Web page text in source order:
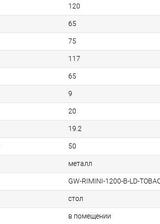
120
65
75
117
65
9
20
19.2
50
металл
GW-RIMINI-1200-B-LD-
стол
в помещении